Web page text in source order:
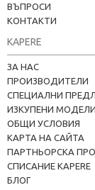
ВЪПРОСИ
КОНТАКТИ
KAPERE
ЗА НАС
ПРОИЗВОДИТЕЛИ
СПЕЦИАЛНИ
ИЗКУПЕНИ МОДЕЛИ
ОБЩИ УСЛОВИЯ
КАРТА НА САЙТА
ПАРТНЬОРСКА
СПИСАНИЕ KAPERE
БЛОГ